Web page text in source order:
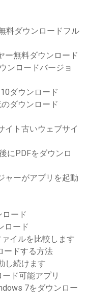
料ダウンロードフル
ー無料ダウンロード
ンロードバージョ
ダウンロード
ダウンロード
イト古いウェブサイ
にPDFをダウンロ
ャーがアプリを起動
ード
ロード
イルを比較します
ードする方法
し続けます
ド可能アプリ
7をダウンロー